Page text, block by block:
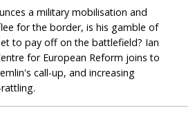
a military mobilisation and
for the border, is his gamble of
to pay off on the battlefield? Ian
for European Reform joins to
call-up, and increasing